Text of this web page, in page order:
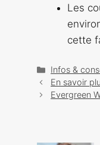
Les
cette
Catégories
Infos &
Navigation
des
En savoir
Evergreen